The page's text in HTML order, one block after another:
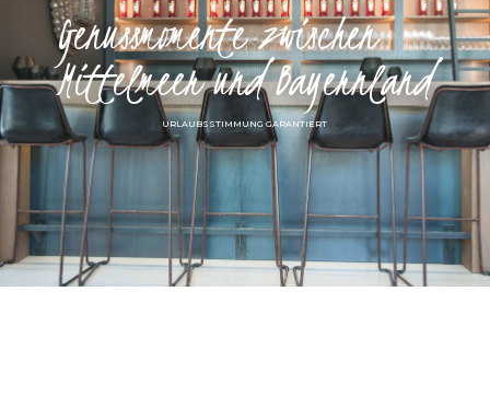
Genussmomente zwischen
Mittelmeer und Bayernland
URLAUBSSTIMMUNG GARANTIERT